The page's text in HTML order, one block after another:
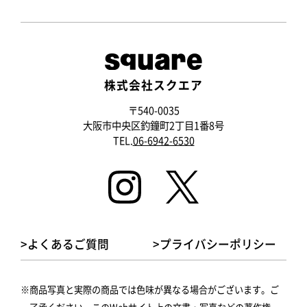
株式会社スクエア
〒540-0035
大阪市中央区釣鐘町2丁目1番8号
TEL.06-6942-6530
>よくあるご質問 >プライバシーポリシー
商品写真と実際の商品では色味が異なる場合がございます。ご